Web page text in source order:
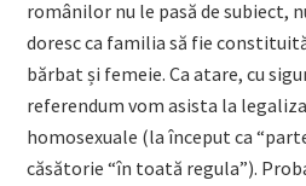
românilor nu le pasă de subiect,
doresc ca familia să fie
bărbat și femeie. Ca atare, cu
referendum vom asista la
homosexuale (la început ca
căsătorie “în toată regula”).